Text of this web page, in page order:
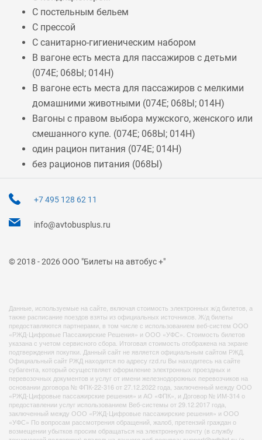
С постельным бельем
С прессой
С санитарно-гигиеническим набором
В вагоне есть места для пассажиров с детьми
(074Е; 068Ы; 014Н)
В вагоне есть места для пассажиров с мелкими
домашними животными (074Е; 068Ы; 014Н)
Вагоны с правом выбора мужского, женского или
смешанного купе. (074Е; 068Ы; 014Н)
один рацион питания (074Е; 014Н)
без рационов питания (068Ы)
+7 495 128 62 11
info@avtobusplus.ru
© 2018 - 2026 ООО "Билеты на автобус +"
Данные, используемые на сайте, включая стоимость электронных ж/д билетов, а
также расписание поездов взяты из официальных источников. Ж/д билеты
предоставляются партнерами, в том числе с использованием веб-систем ООО
«РЖД-Цифровые Пассажирские Решения» и ООО «УФС». Стоимость билетов
указана с учетом сервисного сбора. Итоговая стоимость отображена на экране
подтверждения покупки. Данный сайт не является официальным сайтом РЖД.
Официальный сайт РЖД находится по адресу rzd.ru Вы находитесь на сайте
субагента, который осуществляет оформление электронных проездных и
перевозочных документов и услуг от имени железнодорожных перевозчиков на
основании договора № ФПК-22-316 от 27.12.2022 года, заключенный между ООО
«РЖД-Цифровые пассажирские решения» и АО «ФПК», и Договор № ИМ-314 о
предоставлении услуг использованием Веб-системы от 29.12.2017 года,
заключенный между ООО «РЖД-Цифровые пассажирские решения» и ООО
«УФС» По вопросам рассмотрения обращений, жалоб, претензий граждан о
возмещении убытков просим обращаться на электронную почту (в службу